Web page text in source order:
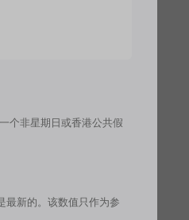
个非星期日或香港公共假
最新的。该数值只作为参